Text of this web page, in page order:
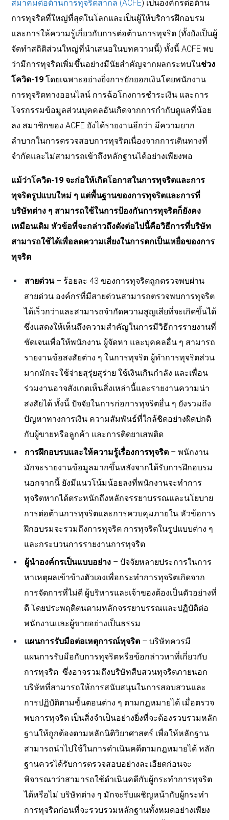
สมาคมต่อต้านการทุจริตสากล (ACFE) เป็นองค์กรต่อต้าน
การทุจริตที่ใหญ่ที่สุดในโลกและเป็นผู้ให้บริการฝึกอบรม
และการให้ความรู้เกี่ยวกับการต่อต้านการทุจริต (ทั้งยังเป็นผู้
จัดทำสถิติส่วนใหญ่ที่นำเสนอในบทความนี้) ทั้งนี้ACFEพบ
ว่ามีการทุจริตเพิ่มขึ้นอย่างมีนัยสำคัญจากผลกระทบในช่วง
โควิด-19 โดยเฉพาะอย่างยิ่งการยักยอกเงินโดยพนักงาน
การทุจริตทางออนไลน์ การฉ้อโกงการชำระเงิน และการ
โจรกรรมข้อมูลส่วนบุคคลอันเกิดจากการกำกับดูแลที่น้อย
ลง สมาชิกของACFE ยังได้รายงานอีกว่า มีความยาก
ลำบากในการตรวจสอบการทุจริตเนื่องจากการเดินทางที่
จำกัดและไม่สามารถเข้าถึงหลักฐานได้อย่างเพียงพอ
แม้ว่าโควิด-19 จะก่อให้เกิดโอกาสในการทุจริตและการ
ทุจริตรูปแบบใหม่ ๆ แต่พื้นฐานของการทุจริตและการที่
บริษัทต่าง ๆ สามารถใช้ในการป้องกันการทุจริตก็ยังคง
เหมือนเดิม หัวข้อที่จะกล่าวถึงดังต่อไปนี้คือวิธีการที่บริษัท
สามารถใช้ได้เพื่อลดความเสี่ยงในการตกเป็นเหยื่อของการ
ทุจริต
สายด่วน– ร้อยละ43ของการทุจริตถูกตรวจพบผ่าน
สายด่วน องค์กรที่มีสายด่วนสามารถตรวจพบการทุจริต
ได้เร็วกว่าและสามารถจำกัดความสูญเสียที่จะเกิดขึ้นได้
ซึ่งแสดงให้เห็นถึงความสำคัญในการมีวิธีการรายงานที่
ชัดเจนเพื่อให้พนักงาน ผู้จัดหา และบุคคลอื่น ๆ สามารถ
รายงานข้อสงสัยต่าง ๆ ในการทุจริต ผู้ทำการทุจริตส่วน
มากมักจะใช้จ่ายสุรุ่ยสุร่าย ใช้เงินเกินกำลัง และเพื่อน
ร่วมงานอาจสังเกตเห็นสิ่งเหล่านี้และรายงานความน่า
สงสัยได้ ทั้งนี้ ปัจจัยในการก่อการทุจริตอื่น ๆ ยังรวมถึง
ปัญหาทางการเงิน ความสัมพันธ์ที่ใกล้ชิดอย่างผิดปกติ
กับผู้ขายหรือลูกค้า และการติดยาเสพติด
การฝึกอบรบและให้ความรู้เรื่องการทุจริต –พนักงาน
มักจะรายงานข้อมูลมากขึ้นหลังจากได้รับการฝึกอบรม
นอกจากนี้ ยังมีแนวโน้มน้อยลงที่พนักงานจะทำการ
ทุจริตหากได้ตระหนักถึงหลักจรรยาบรรณและนโยบาย
การต่อต้านการทุจริตและการควบคุมภายใน หัวข้อการ
ฝึกอบรมจะรวมถึงการทุจริต การทุจริตในรูปแบบต่าง ๆ
และกระบวนการรายงานการทุจริต
ผู้นำองค์กรเป็นแบบอย่าง –ปัจจัยหลายประการในการ
หาเหตุผลเข้าข้างตัวเองเพื่อกระทำการทุจริตเกิดจาก
การจัดการที่ไม่ดี ผู้บริหารและเจ้าของต้องเป็นตัวอย่างที่
ดี โดยประพฤติตนตามหลักจรรยาบรรณและปฏิบัติต่อ
พนักงานและผู้ขายอย่างเป็นธรรม
แผนการรับมือต่อเหตุการณ์ทุจริต –บริษัทควรมี
แผนการรับมือกับการทุจริตหรือข้อกล่าวหาที่เกี่ยวกับ
การทุจริต ซึ่งอาจรวมถึงบริษัทสืบสวนทุจริตภายนอก
บริษัทที่สามารถให้การสนับสนุนในการสอบสวนและ
การปฏิบัติตามขั้นตอนต่าง ๆ ตามกฎหมายได้ เมื่อตรวจ
พบการทุจริต เป็นสิ่งจำเป็นอย่างยิ่งที่จะต้องรวบรวมหลัก
ฐานให้ถูกต้องตามหลักนิติวิยาศาสตร์ เพื่อให้หลักฐาน
สามารถนำไปใช้ในการดำเนินคดีตามกฎหมายได้ หลัก
ฐานควรได้รับการตรวจสอบอย่างละเอียดก่อนจะ
พิจารณาว่าสามารถใช้ดำเนินคดีกับผู้กระทำการทุจริต
ได้หรือไม่ บริษัทต่าง ๆ มักจะรีบเผชิญหน้ากับผู้กระทำ
การทุจริตก่อนที่จะรวบรวมหลักฐานทั้งหมดอย่างเพียง